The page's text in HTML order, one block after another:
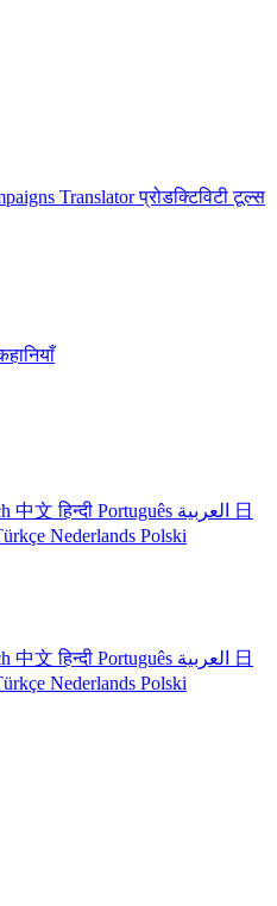
Translatorप्रोडक्टिविटी टूल्स
中文हिन्दी Português
日
Nederlands Polski
中文हिन्दी Português
日
Nederlands Polski